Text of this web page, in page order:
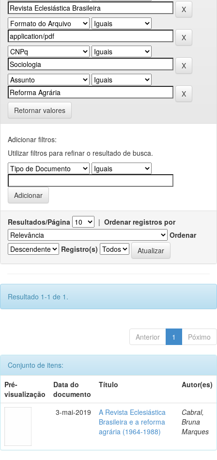
Retornar valores
Adicionar filtros:
Utilizar filtros para refinar o resultado de busca.
Resultados/Página | Ordenar registros por
Ordenar
Registro(s)
Resultado 1-1 de 1.
Anterior 1 Póximo
Conjunto de itens:
Pré-
visualização
Data do
documento
Título Autor(es)
3-mai-2019
A Revista Eclesiástica
Brasileira e a reforma
agrária (1964-1988)
Cabral,
Bruna
Marques